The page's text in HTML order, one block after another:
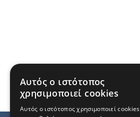
Αυτός ο ιστότοπος
χρησιμοποιεί cookies
Αυτός ο ιστότοπος χρησιμοποιεί cookies